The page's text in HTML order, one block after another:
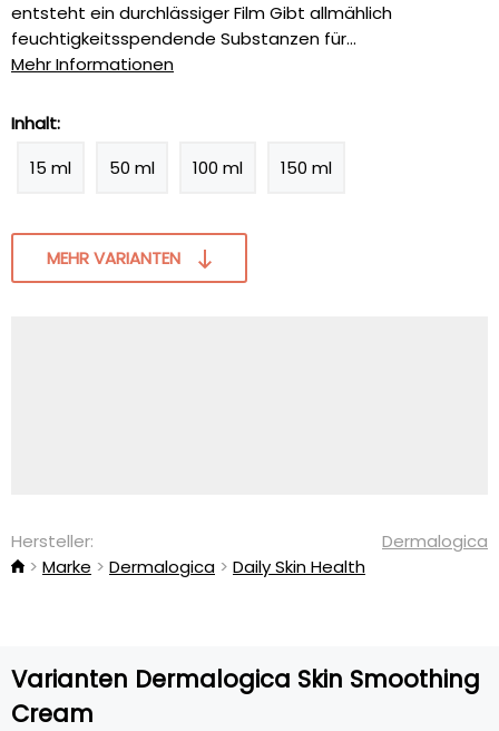
entsteht ein durchlässiger Film Gibt allmählich
feuchtigkeitsspendende Substanzen für...
Mehr Informationen
Inhalt:
15 ml
50 ml 100 ml 150 ml
MEHR VARIANTEN
Hersteller:
Dermalogica
Marke
Dermalogica Daily Skin Health
Varianten Dermalogica Skin Smoothing
Cream